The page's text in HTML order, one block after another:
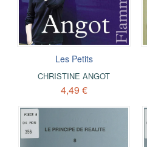
Les Petits
CHRISTINE ANGOT
4,49 €